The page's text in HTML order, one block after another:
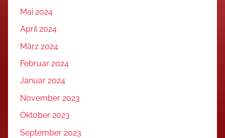
Mai 2024
April 2024
März 2024
Februar 2024
Januar 2024
November 2023
Oktober 2023
September 2023